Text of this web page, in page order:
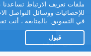
تطبيق تعارف
ملفات تعريف الارتباط
للإحصائيات ووسائل التواصل
في التسويق. بالمتابعة ، أنت
قبول